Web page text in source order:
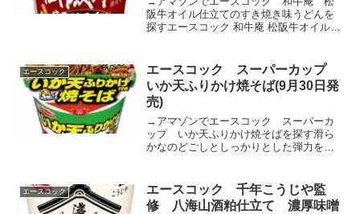
阪牛オイル仕立てのすき焼き味うどんを
探すエースコック 和牛庵 松阪牛オイル仕
ブランド和牛のおいしさが詰まっ...
エースコック
エースコック スーパーカップ
いか天ふりかけ焼そば(9月30日発
売)
→アマゾンでエースコック スーパーカ
ップ いか天ふりかけ焼そばを探す滑ら
かなのどごしとしっかりとした弾力を併
甘み、旨みをしっかりと感じることので
きる焼そばソースです。ス...
エースコック
エースコック 千年こうじや監
修 八海山酒粕仕立て 濃厚味噌